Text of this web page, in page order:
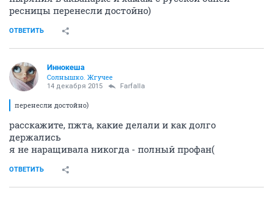
ресницы перенесли достойно)
ОТВЕТИТЬ
Иннокеша
Солнышко. Жгучее
14 декабря 2015 Farfalla
перенесли достойно)
расскажите, пжта, какие делали и как долго
держались
я не наращивала никогда - полный профан(
ОТВЕТИТЬ